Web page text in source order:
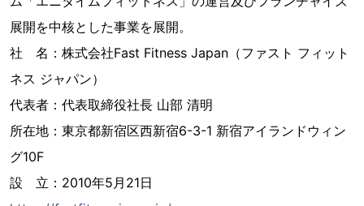
展開を中核とした事業を展開。
社 名：株式会社Fast Fitness Japan（ファスト フィット
ネス ジャパン）
代表者：代表取締役社長 山部 清明
所在地：東京都新宿区西新宿6-3-1 新宿アイランドウィン
グ10F
設 立：2010年5月21日